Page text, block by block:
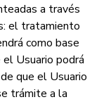
a través
el tratamiento
como base
Usuario podrá
que el Usuario
trámite a la